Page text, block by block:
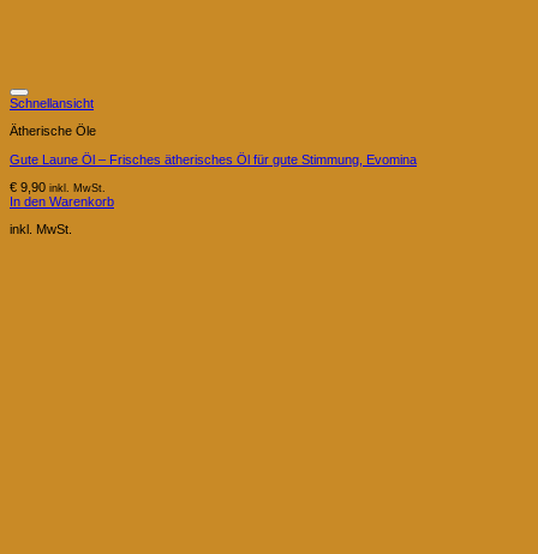
Schnellansicht
Ätherische Öle
Gute Laune Öl – Frisches ätherisches Öl für gute Stimmung, Evomina
€ 9,90 inkl. MwSt.
In den Warenkorb
inkl. MwSt.